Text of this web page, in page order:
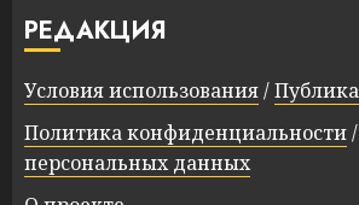
РЕДАКЦИЯ
Условия использования/
Политика конфиденциальности/
персональных данных